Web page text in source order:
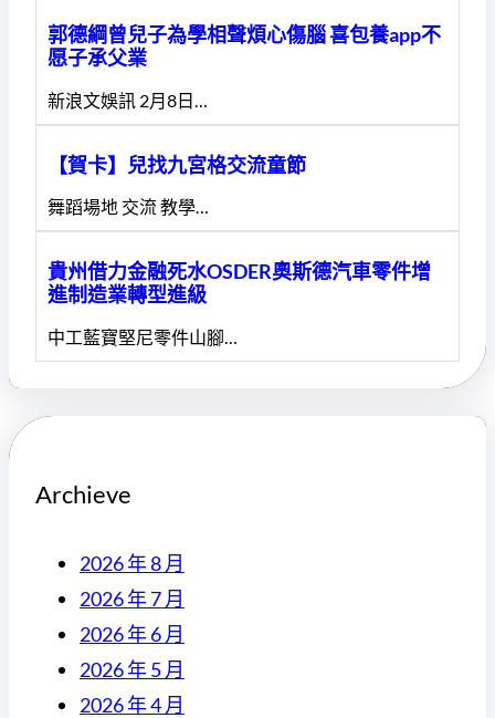
郭德綱曾兒子為學相聲煩心傷腦 喜包養app不
愿子承父業
新浪文娛訊 2月8日…
【賀卡】兒找九宮格交流童節
舞蹈場地 交流 教學…
貴州借力金融死水OSDER奧斯德汽車零件增
進制造業轉型進級
中工藍寶堅尼零件山腳…
Archieve
2026 年 8 月
2026 年 7 月
2026 年 6 月
2026 年 5 月
2026 年 4 月